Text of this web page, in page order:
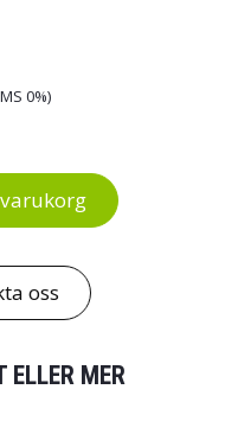
0%)
oss
ELLER MER